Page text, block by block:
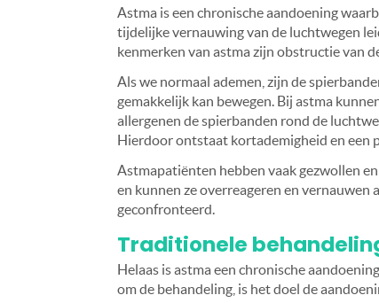
Astma is een chronische aandoening
tijdelijke vernauwing van de luchtwegen
kenmerken van astma zijn obstructie van
Als we normaal ademen, zijn de
gemakkelijk kan bewegen. Bij astma
allergenen de spierbanden rond de
Hierdoor ontstaat kortademigheid en een
Astmapatiënten hebben vaak gezwollen
en kunnen ze overreageren en vernauwen
geconfronteerd.
Traditionele
Helaas is astma een chronische
om de behandeling, is het doel de